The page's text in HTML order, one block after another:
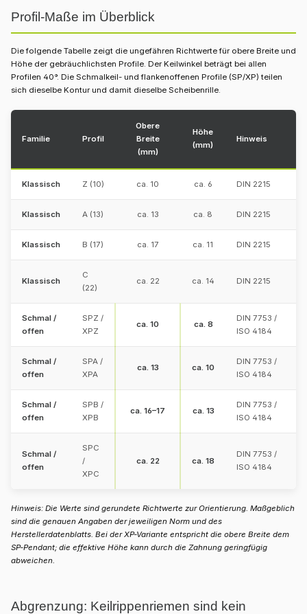
Profil-Maße im Überblick
Die folgende Tabelle zeigt die ungefähren Richtwerte für obere Breite und
Höhe der gebräuchlichsten Profile. Der Keilwinkel beträgt bei allen
Profilen 40°. Die Schmalkeil- und flankenoffenen Profile (SP/XP) teilen
sich dieselbe Kontur und damit dieselbe Scheibenrille.
Familie Profil
Obere
Breite
(mm)
Höhe
(mm)
Hinweis
Klassisch Z (10) ca. 10 ca. 6 DIN 2215
Klassisch A (13) ca. 13 ca. 8 DIN 2215
Klassisch B (17) ca. 17 ca. 11 DIN 2215
Klassisch
C
(22)
ca. 22 ca. 14 DIN 2215
Schmal /
offen
SPZ /
XPZ
ca. 10 ca. 8
DIN 7753 /
ISO 4184
Schmal /
offen
SPA /
XPA
ca. 13 ca. 10
DIN 7753 /
ISO 4184
Schmal /
offen
SPB /
XPB
ca. 16–17 ca. 13
DIN 7753 /
ISO 4184
Schmal /
offen
SPC
/
XPC
ca. 22 ca. 18
DIN 7753 /
ISO 4184
Hinweis: Die Werte sind gerundete Richtwerte zur Orientierung. Maßgeblich
sind die genauen Angaben der jeweiligen Norm und des
Herstellerdatenblatts. Bei der XP-Variante entspricht die obere Breite dem
SP-Pendant; die effektive Höhe kann durch die Zahnung geringfügig
abweichen.
Abgrenzung: Keilrippenriemen sind kein